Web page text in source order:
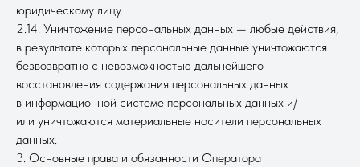
юридическому лицу.
2.14. Уничтожение персональных данных — любые действия,
в результате которых персональные данные уничтожаются
безвозвратно с невозможностью дальнейшего
восстановления содержания персональных данных
в информационной системе персональных данных и/
или уничтожаются материальные носители персональных
данных.
3. Основные права и обязанности Оператора